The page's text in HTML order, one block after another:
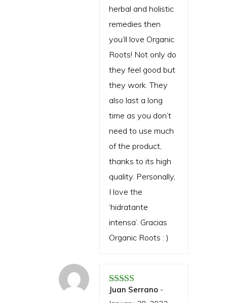
herbal and holistic
remedies then
you’ll love Organic
Roots! Not only do
they feel good but
they work. They
also last a long
time as you don’t
need to use much
of the product,
thanks to its high
quality. Personally,
I love the
‘hidratante
intensa’. Gracias
Organic Roots : )
Rated5out of 5
Juan Serrano -